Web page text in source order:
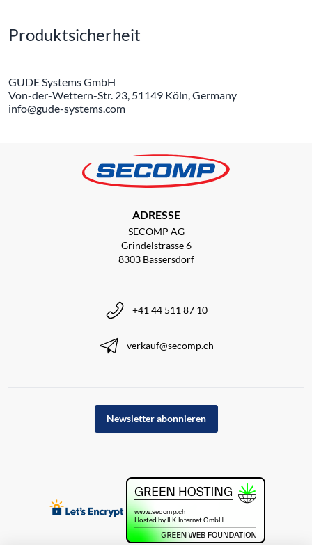
Produktsicherheit
GUDE Systems GmbH
Von-der-Wettern-Str. 23, 51149 Köln, Germany
info@gude-systems.com
ADRESSE
SECOMP AG
Grindelstrasse 6
8303 Bassersdorf
+41 44 511 87 10
verkauf@secomp.ch
Newsletter abonnieren